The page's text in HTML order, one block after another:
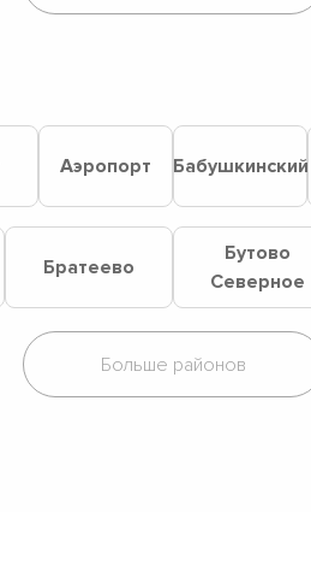
Аэропорт Бабушкинский
Братеево
Бутово
Северное